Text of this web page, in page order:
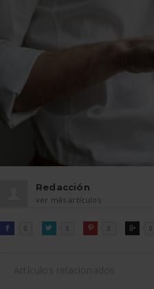
Redacción
ver más artículos

FACEBOOK
0 
TWITTER0 
PINTEREST
0 
GOOGLE0